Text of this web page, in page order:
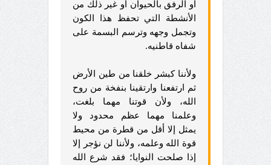
أو الرفق بالحيوان أو غير ذلك من
الأنشطة التي تحفظ هذا الكون
وتجمل وجهه وترسم البسمة على
شفاه قاطنيه.
ولأننا كبشر خلقنا من طين الأرض
ثم ارتفعنا وارتقينا بنفخة من روح
الله، ولأن قوتنا مهما بلغت،
وعلمنا مهما عظم محدود ولا
يمثل إلا أقل من قطرة من محيط
قوة الله وعلمه، ولأننا لن نؤجر إلا
إذا صلحت النوايا؛ فقد شرع الله